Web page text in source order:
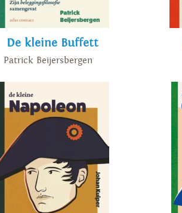
De kleine Buffett
Patrick Beijersbergen